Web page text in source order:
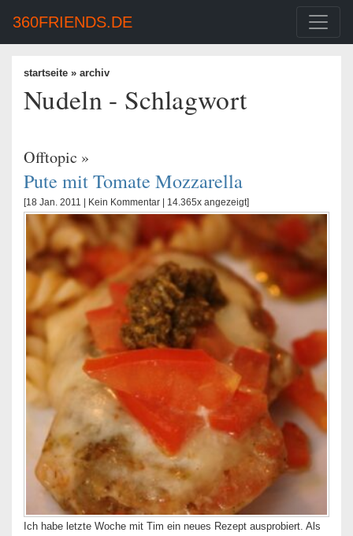
360FRIENDS.DE
startseite » archiv
Nudeln - Schlagwort
Offtopic »
Pute mit Tomate Mozzarella
[18 Jan. 2011 | Kein Kommentar | 14.365x angezeigt]
Ich habe letzte Woche mit Tim ein neues Rezept ausprobiert. Als